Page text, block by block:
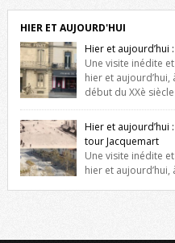
l’histoire de la redécouverte de
Petit retour sur l’histoire […]
HIER ET AUJOURD'HUI
Hier et aujourd’hui
Une visite inédite
hier et
début du XXè
prises exactement dans le même
Jaurès et de l’avenue Victor Hugo
boulangerie Jules Pinet est
Hier et aujourd’hui
tour Jacquemart
Une visite inédite
hier et